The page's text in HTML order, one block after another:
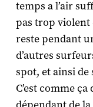
temps a l’air
pas trop violent
reste pendant
d’autres
spot, et ainsi
C’est comme